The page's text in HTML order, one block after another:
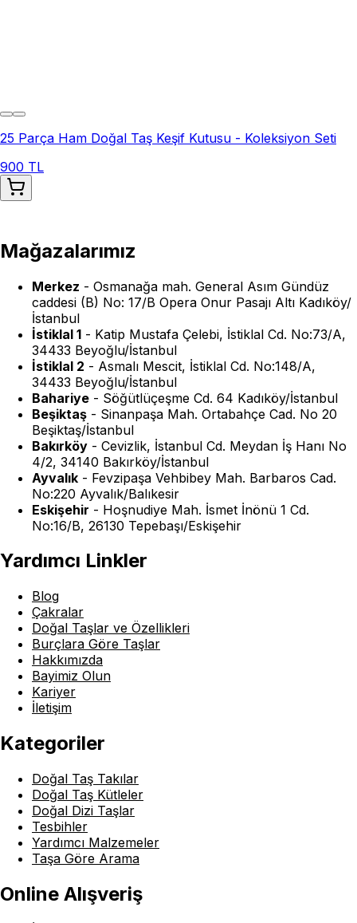
25 Parça Ham Doğal Taş Keşif Kutusu - Koleksiyon Seti
900 TL
Mağazalarımız
Merkez - Osmanağa mah. General Asım Gündüz
caddesi (B) No: 17/B Opera Onur Pasajı Altı Kadıköy/
İstanbul
İstiklal 1 - Katip Mustafa Çelebi, İstiklal Cd. No:73/A,
34433 Beyoğlu/İstanbul
İstiklal 2 - Asmalı Mescit, İstiklal Cd. No:148/A,
34433 Beyoğlu/İstanbul
Bahariye - Söğütlüçeşme Cd. 64 Kadıköy/İstanbul
Beşiktaş - Sinanpaşa Mah. Ortabahçe Cad. No 20
Beşiktaş/İstanbul
Bakırköy - Cevizlik, İstanbul Cd. Meydan İş Hanı No
4/2, 34140 Bakırköy/İstanbul
Ayvalık - Fevzipaşa Vehbibey Mah. Barbaros Cad.
No:220 Ayvalık/Balıkesir
Eskişehir - Hoşnudiye Mah. İsmet İnönü 1 Cd.
No:16/B, 26130 Tepebaşı/Eskişehir
Yardımcı Linkler
Blog
Çakralar
Doğal Taşlar ve Özellikleri
Burçlara Göre Taşlar
Hakkımızda
Bayimiz Olun
Kariyer
İletişim
Kategoriler
Doğal Taş Takılar
Doğal Taş Kütleler
Doğal Dizi Taşlar
Tesbihler
Yardımcı Malzemeler
Taşa Göre Arama
Online Alışveriş